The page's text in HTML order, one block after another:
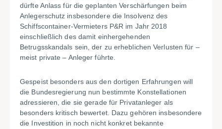
dürfte Anlass für die geplanten Verschärfungen beim
Anlegerschutz insbesondere die Insolvenz des
Schiffscontainer-Vermieters P&R im Jahr 2018
einschließlich des damit einhergehenden
Betrugsskandals sein, der zu erheblichen Verlusten für –
meist private – Anleger führte.
Gespeist besonders aus den dortigen Erfahrungen will
die Bundesregierung nun bestimmte Konstellationen
adressieren, die sie gerade für Privatanleger als
besonders kritisch bewertet. Dazu gehören insbesondere
die Investition in noch nicht konkret bekannte